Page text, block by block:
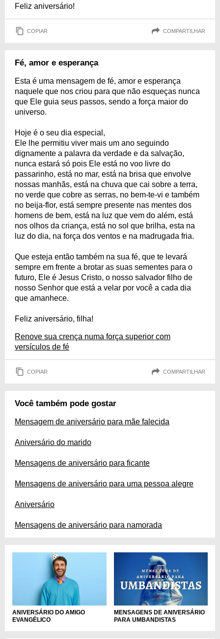
Feliz aniversário!
COPIAR COMPARTILHAR
Fé, amor e esperança
Esta é uma mensagem de fé, amor e esperança
naquele que nos criou para que não esqueças nunca
que Ele guia seus passos, sendo a força maior do
universo.
Hoje é o seu dia especial,
Ele lhe permitiu viver mais um ano seguindo
dignamente a palavra da verdade e da salvação,
nunca estará só pois Ele está no voo livre do
passarinho, está no mar, está na brisa que envolve
nossas manhãs, está na chuva que cai sobre a terra,
no verde que cobre as serras, no bem-te-vi e também
no beija-flor, está sempre presente nas mentes dos
homens de bem, está na luz que vem do além, está
nos olhos da criança, está no sol que brilha, esta na
luz do dia, na força dos ventos e na madrugada fria.
Que esteja então também na sua fé, que te levará
sempre em frente a brotar as suas sementes para o
futuro, Ele é Jesus Cristo, o nosso salvador filho de
nosso Senhor que está a velar por você a cada dia
que amanhece.
Feliz aniversário, filha!
Renove sua crença numa força superior com
versículos de fé
COPIAR COMPARTILHAR
Você também pode gostar
Mensagem de aniversário para mãe falecida
Aniversário do marido
Mensagens de aniversário para ficante
Mensagens de aniversário para uma pessoa alegre
Aniversário
Mensagens de aniversário para namorada
ANIVERSÁRIO DO AMIGO
EVANGÉLICO
MENSAGENS DE ANIVERSÁRIO
PARA UMBANDISTAS